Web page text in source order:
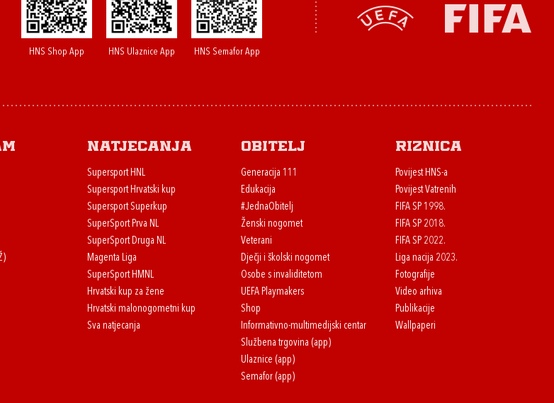
HNS Shop App HNS Ulaznice App HNS Semafor App
Natjecanja
Supersport HNL
Supersport Hrvatski kup
Supersport Superkup
SuperSport Prva NL
SuperSport Druga NL
Magenta Liga
SuperSport HMNL
Hrvatski kup za žene
Hrvatski malonogometni kup
Sva natjecanja
Obitelj
Generacija 111
Edukacija
#JednaObitelj
Ženski nogomet
Veterani
Dječji i školski nogomet
Osobe s invaliditetom
UEFA Playmakers
Shop
Informativno-multimedijski centar
Službena trgovina (app)
Ulaznice (app)
Semafor (app)
Riznica
Povijest HNS-a
Povijest Vatrenih
FIFA SP 1998.
FIFA SP 2018.
FIFA SP 2022.
Liga nacija 2023.
Fotografije
Video arhiva
Publikacije
Wallpaperi